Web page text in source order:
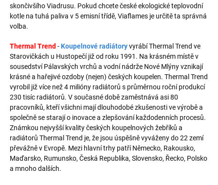
skončivšího Viadrusu. Pokud chcete české ekologické teplovodní
kotle na tuhá paliva v 5 emisní třídě, Viaflames je určitě ta správná
volba.
Thermal Trend - Koupelnové radiátoryvyrábí Thermal Trend ve
Starovičkách u Hustopečí již od roku 1991. Na krásném místě v
sousedství Pálavských vrchů a vodní nádrže Nové Mlýny vznikají
krásné a hařejivé ozdoby (nejen) českých koupelen. Thermal Trend
vyrobil již více než 4 milióny radiátorů s průměrnou roční produkcí
230 tisíc radiátorů. V současné době zaměstnává asi 80
pracovníků, kteří všichni mají dlouhodobé zkušenosti ve výrobě a
společně se starají o inovace a zlepšování každodenních procesů.
Známkou nejvyšší kvality českých koupelnových žebříků a
radiátorů Thermal Trend je, že jsou úspěšně vyváženy do 22 zemí
převážně v Evropě. Mezi hlavní trhy patří Německo, Rakousko,
Maďarsko, Rumunsko, Česká Republika, Slovensko, Řecko, Polsko
a mnoho dalších.